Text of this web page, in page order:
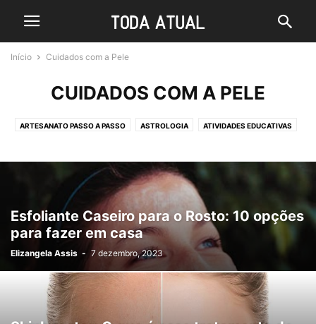
Início Cuidados com a Pele
CUIDADOS COM A PELE
ARTESANATO PASSO A PASSO ASTROLOGIA ATIVIDADES EDUCATIVAS
FOTOS FAKE FRASES E MENSAGENS GRAVIDEZ
KIT DE FESTA INFANTIL GRÁTIS LIMPEZA E ORGANIZAÇÃO
NOTÍCIAS RECEITAS SIGNIFICADO DOS SONHOS
TATUAGENS UNHAS VARIEDADES
Esfoliante Caseiro para o Rosto: 10 opções
para fazer em casa
Elizangela Assis - 7 dezembro, 2023